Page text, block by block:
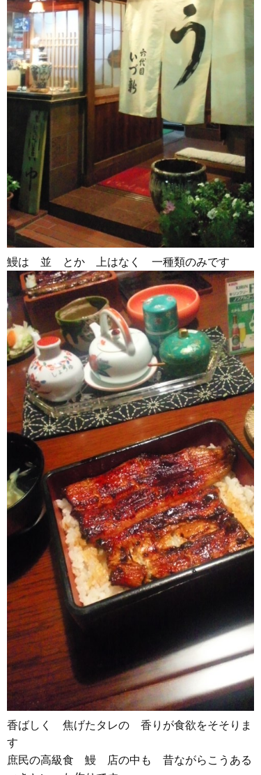
鰻は 並 とか 上はなく 一種類のみです
香ばしく 焦げたタレの 香りが食欲をそそりま
す
庶民の高級食 鰻 店の中も 昔ながらこうある